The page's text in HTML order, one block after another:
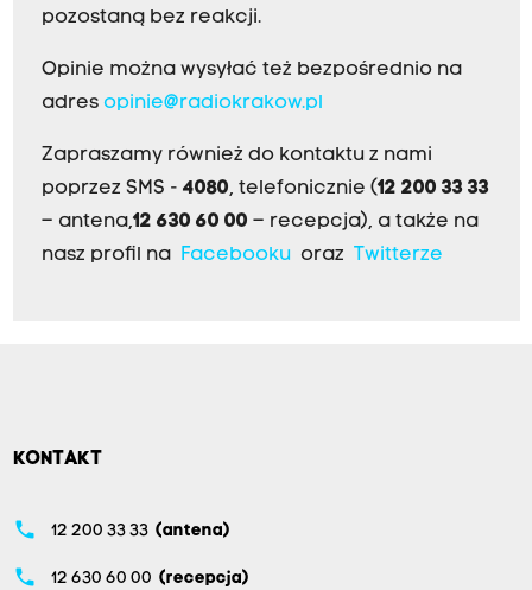
pozostaną bez reakcji.
Opinie można wysyłać też bezpośrednio na
adres opinie@radiokrakow.pl
Zapraszamy również do kontaktu z nami
poprzez SMS - 4080, telefonicznie (12 200 33 33
– antena,12 630 60 00 – recepcja), a także na
nasz profil na Facebookuoraz Twitterze
KONTAKT
phone 12 200 33 33 (antena)
phone 12 630 60 00 (recepcja)